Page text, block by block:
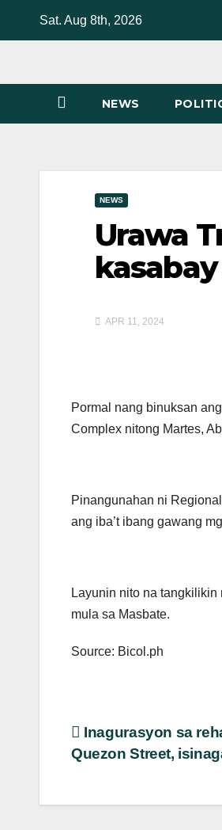
Sat. Aug 8th, 2026
NEWS
NEWS
Urawa
APR 11, 2024
Pormal nang binuksan
Complex nitong Martes,
Pinangunahan ni
ang iba’t ibang gawang
Layunin nito na
mula sa Masbate.
Source: Bicol.ph
Post
navigation
Inagurasyon sa
Quezon Street,